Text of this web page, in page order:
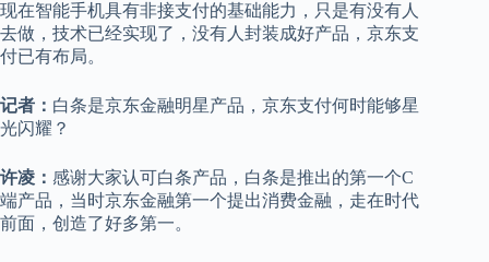
现在智能手机具有非接支付的基础能力，只是有没有人
去做，技术已经实现了，没有人封装成好产品，京东支
付已有布局。
记者： 白条是京东金融明星产品，京东支付何时能够星
光闪耀？
许凌： 感谢大家认可白条产品，白条是推出的第一个C
端产品，当时京东金融第一个提出消费金融，走在时代
前面，创造了好多第一。